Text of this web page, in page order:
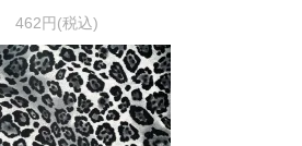
462円(税込)